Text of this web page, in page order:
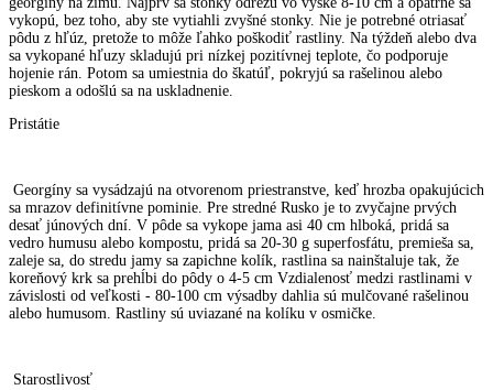
vykopú, bez toho, aby ste vytiahli zvyšné stonky. Nie je potrebné otriasať
pôdu z hľúz, pretože to môže ľahko poškodiť rastliny. Na týždeň alebo dva
sa vykopané hľuzy skladujú pri nízkej pozitívnej teplote, čo podporuje
hojenie rán. Potom sa umiestnia do škatúľ, pokryjú sa rašelinou alebo
pieskom a odošlú sa na uskladnenie.
Pristátie
Georgíny sa vysádzajú na otvorenom priestranstve, keď hrozba opakujúcich
sa mrazov definitívne pominie. Pre stredné Rusko je to zvyčajne prvých
desať júnových dní. V pôde sa vykope jama asi 40 cm hlboká, pridá sa
vedro humusu alebo kompostu, pridá sa 20-30 g superfosfátu, premieša sa,
zaleje sa, do stredu jamy sa zapichne kolík, rastlina sa nainštaluje tak, že
koreňový krk sa prehĺbi do pôdy o 4-5 cm Vzdialenosť medzi rastlinami v
závislosti od veľkosti - 80-100 cm výsadby dahlia sú mulčované rašelinou
alebo humusom. Rastliny sú uviazané na kolíku v osmičke.
Starostlivosť